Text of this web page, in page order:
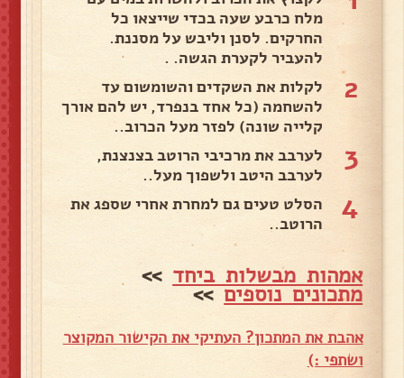
מלח כרבע שעה בכדי שייצאו כל
החרקים. לסנן וליבש על מסננת.
להעביר לקערת הגשה. .
2
לקלות את השקדים והשומשום עד
להשחמה (כל אחד בנפרד, יש להם אורך
קלייה שונה) לפזר מעל הכרוב..
3
לערבב את מרכיבי הרוטב בצנצנת,
לערבב היטב ולשפוך מעל..
4
הסלט טעים גם למחרת אחרי שספג את
הרוטב..
אמהות מבשלות ביחד >>
מתכונים נוספים>>
אהבת את המתכון? העתיקי את הקישור המקוצר
ושתפי :)